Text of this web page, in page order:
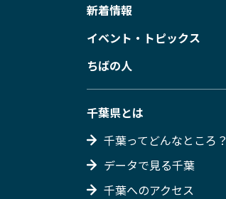
新着情報
イベント・トピックス
ちばの人
千葉県とは
千葉ってどんなところ？
データで見る千葉
千葉へのアクセス